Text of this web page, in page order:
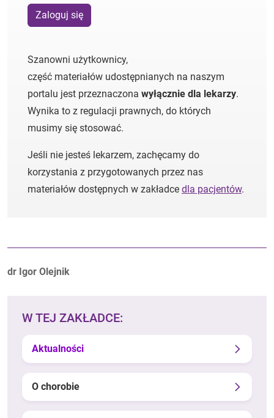
Zaloguj się
Szanowni użytkownicy,
część materiałów udostępnianych na naszym
portalu jest przeznaczona wyłącznie dla lekarzy.
Wynika to z regulacji prawnych, do których
musimy się stosować.
Jeśli nie jesteś lekarzem, zachęcamy do
korzystania z przygotowanych przez nas
materiałów dostępnych w zakładce dla pacjentów.
Autorzy:
dr Igor Olejnik
W TEJ ZAKŁADCE:
Aktualności
O chorobie